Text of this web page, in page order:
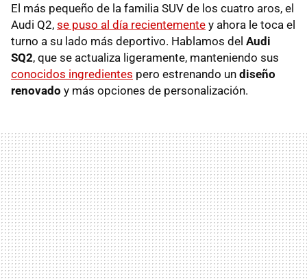
El más pequeño de la familia SUV de los cuatro aros, el
Audi Q2, se puso al día recientemente y ahora le toca el
turno a su lado más deportivo. Hablamos del Audi
SQ2, que se actualiza ligeramente, manteniendo sus
conocidos ingredientes pero estrenando un diseño
renovado y más opciones de personalización.